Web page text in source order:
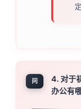
问
4. 对于
办公有